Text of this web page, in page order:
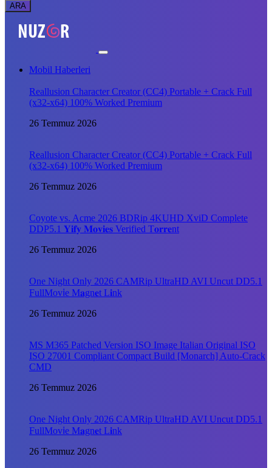
Mobil Haberleri
Reallusion Character Creator (CC4) Portable + Crack Full
(x32-x64) 100% Worked Premium
26 Temmuz 2026
Reallusion Character Creator (CC4) Portable + Crack Full
(x32-x64) 100% Worked Premium
26 Temmuz 2026
Coyote vs. Acme 2026 BDRip 4KUHD XviD Complete
DDP5.1 𝐘𝐢𝐟𝐲 𝐌𝐨𝐯𝐢𝐞𝐬 Verified T𝐨𝐫𝐫𝐞nt
26 Temmuz 2026
One Night Only 2026 CAMRip UltraHD AVI Uncut DD5.1
FullMov𝗂e M𝐚gn𝐞t L𝐢nk
26 Temmuz 2026
MS M365 Patched Version ISO Image Italian Original ISO
ISO 27001 Compliant Compact Build [Monarch] Auto-Crack
CMD
26 Temmuz 2026
One Night Only 2026 CAMRip UltraHD AVI Uncut DD5.1
FullMov𝗂e M𝐚gn𝐞t L𝐢nk
26 Temmuz 2026